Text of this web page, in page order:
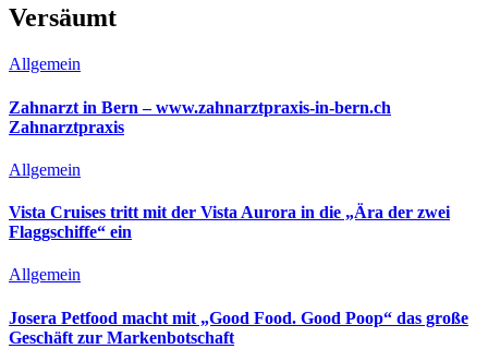
Versäumt
Allgemein
Zahnarzt in Bern – www.zahnarztpraxis-in-bern.ch
Zahnarztpraxis
Allgemein
Vista Cruises tritt mit der Vista Aurora in die „Ära der zwei
Flaggschiffe“ ein
Allgemein
Josera Petfood macht mit „Good Food. Good Poop“ das große
Geschäft zur Markenbotschaft